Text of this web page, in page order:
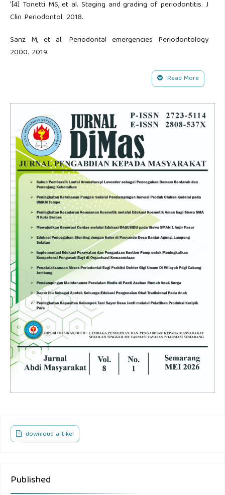
'[4] Tonetti MS, et al. Staging and grading of periodontitis. J
Clin Periodontol. 2018.
Sanz M, et al. Periodontal emergencies Periodontology
2000. 2019.
Read More
downloud artikel
Published